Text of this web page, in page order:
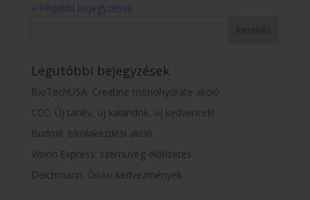
« Régebbi bejegyzések
Legutóbbi bejegyzések
BioTechUSA: Creatine monohydrate akció
CCC: Új tanév, új kalandok, új kedvencek!
Budmil: Iskolakezdési akció
Vision Express: szemüveg-előfizetés
Deichmann: Óriási kedvezmények